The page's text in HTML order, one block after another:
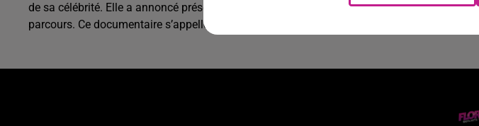
de sa célébrité. Elle a annoncé présenter lors du prochain festival de Cannes, un
parcours. Ce documentaire s’appelle Salam et il sera disponible prochainement sur la